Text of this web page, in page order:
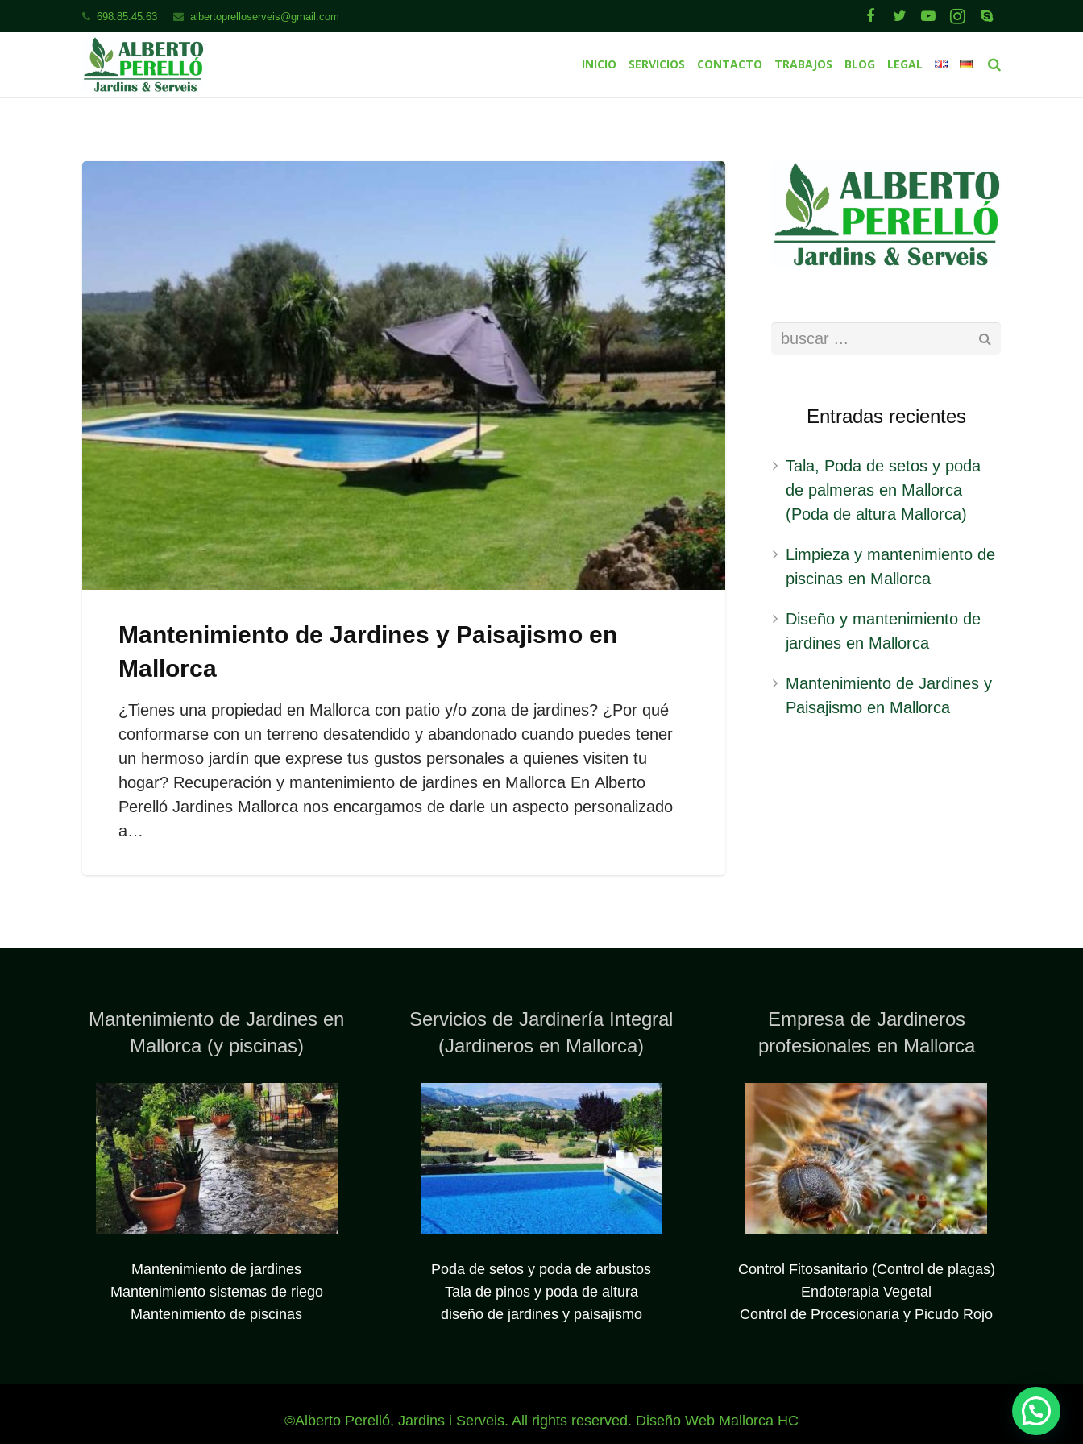
698.85.45.63 albertoprelloserveis@gmail.com
INICIO SERVICIOS CONTACTO TRABAJOS BLOG LEGAL
Mantenimiento de Jardines y Paisajismo en
Mallorca
¿Tienes una propiedad en Mallorca con patio y/o zona de jardines? ¿Por qué
conformarse con un terreno desatendido y abandonado cuando puedes tener
un hermoso jardín que exprese tus gustos personales a quienes visiten tu
hogar? Recuperación y mantenimiento de jardines en Mallorca En Alberto
Perelló Jardines Mallorca nos encargamos de darle un aspecto personalizado
a…
Entradas recientes
Tala, Poda de setos y poda
de palmeras en Mallorca
(Poda de altura Mallorca)
Limpieza y mantenimiento de
piscinas en Mallorca
Diseño y mantenimiento de
jardines en Mallorca
Mantenimiento de Jardines y
Paisajismo en Mallorca
Mantenimiento de Jardines en
Mallorca (y piscinas)
Mantenimiento de jardines
Mantenimiento sistemas de riego
Mantenimiento de piscinas
Servicios de Jardinería Integral
(Jardineros en Mallorca)
Poda de setos y poda de arbustos
Tala de pinos y poda de altura
diseño de jardines y paisajismo
Empresa de Jardineros
profesionales en Mallorca
Control Fitosanitario (Control de plagas)
Endoterapia Vegetal
Control de Procesionaria y Picudo Rojo
©Alberto Perelló, Jardins i Serveis. All rights reserved. Diseño Web Mallorca HC